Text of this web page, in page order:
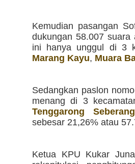
Kemudian pasangan
dukungan 58.007
ini hanya unggul di 3
Marang Kayu, Muara
Sedangkan paslon
menang di 3
Tenggarong Seberang
sebesar 21,26% atau
Ketua KPU Kukar